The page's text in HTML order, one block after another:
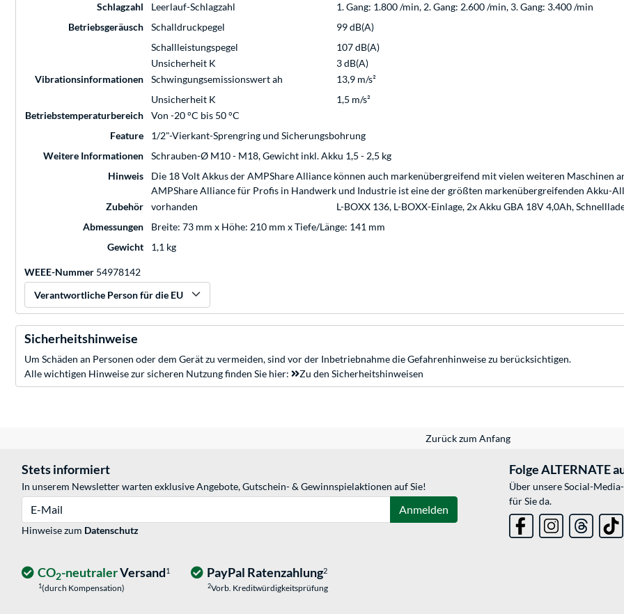
Schlagzahl
Leerlauf-Schlagzahl
1. Gang: 1.800 /min, 2. Gang: 2.600 /min, 3. Gang: 3.400 /min
Betriebsgeräusch
Schalldruckpegel
99 dB(A)
Schallleistungspegel
107 dB(A)
Unsicherheit K
3 dB(A)
Vibrationsinformationen
Schwingungsemissionswert ah
13,9 m/s²
Unsicherheit K
1,5 m/s²
Betriebstemperaturbereich
Von -20 °C bis 50 °C
Feature
1/2"-Vierkant-Sprengring und Sicherungsbohrung
Weitere Informationen
Schrauben-Ø M10 - M18, Gewicht inkl. Akku 1,5 - 2,5 kg
Hinweis
Die 18 Volt Akkus der AMPShare Alliance können auch markenübergreifend mit vielen weiteren Maschinen
AMPShare Alliance für Profis in Handwerk und Industrie ist eine der größten markenübergreifenden Akku-
Zubehör
vorhanden
L-BOXX 136, L-BOXX-Einlage, 2x Akku GBA 18V 4,0Ah,
Abmessungen
Breite: 73 mm x Höhe: 210 mm x Tiefe/Länge: 141 mm
Gewicht
1,1 kg
WEEE-Nummer 54978142
Verantwortliche Person für die EU
Sicherheitshinweise
Um Schäden an Personen oder dem Gerät zu vermeiden, sind vor der Inbetriebnahme die Gefahrenhinweise zu berücksichtigen.
Alle wichtigen Hinweise zur sicheren Nutzung finden Sie hier:
Zu den Sicherheitshinweisen
Zurück zum Anfang
Stets informiert
In unserem Newsletter warten exklusive Angebote, Gutschein- & Gewinnspielaktionen auf Sie!
E-Mail
Anmelden
Hinweise zum Datenschutz
Folge ALTERNATE
Über unsere Social-
für Sie da.
CO2-neutralerVersand1
1(durch Kompensation)
PayPal Ratenzahlung2
2Vorb. Kreditwürdigkeitsprüfung